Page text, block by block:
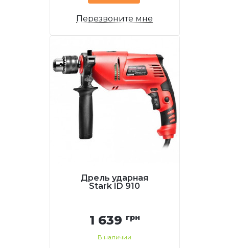
Перезвоните мне
Дрель ударная
Stark ID 910
1 639 грн
В наличии